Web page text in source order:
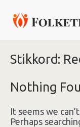
Stikkord:
Nothing
It seems we
Perhaps